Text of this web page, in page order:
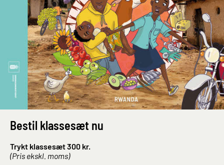
Bestil klassesæt nu
Trykt klassesæt 300 kr.
(Pris ekskl. moms)